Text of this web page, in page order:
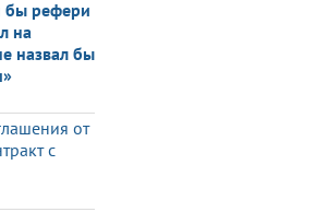
бы рефери
на
назвал бы
от
с